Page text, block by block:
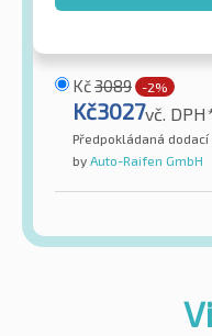
Kč3089 -2%
Kč3027vč.
Předpokládaná
by Auto-Raifen GmbH